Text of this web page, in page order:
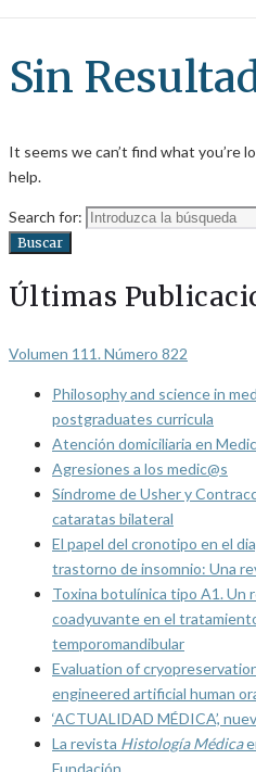
Sin
It seems we can’t find what you’re
help.
Search for:
Buscar
Últimas
Volumen 111. Número 822
Philosophy and science in
postgraduates curricula
Atención domiciliaria en
Agresiones a los medic@s
Síndrome de Usher y
cataratas bilateral
El papel del cronotipo en el
trastorno de insomnio: Una
Toxina botulínica tipo A1. Un
coadyuvante en el
temporomandibular
Evaluation of
engineered artificial human
‘ACTUALIDAD MÉDICA’,
La revista Histología Médica
Fundación